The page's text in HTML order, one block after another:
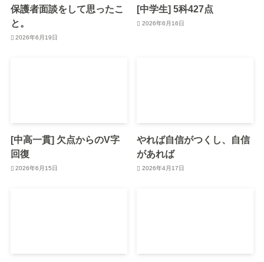
保護者面談をして思ったこ
と。
2026年6月19日
[中学生] 5科427点
2026年6月16日
[中高一貫] 欠点からのV字
回復
2026年6月15日
やれば自信がつくし、自信
があれば
2026年4月17日